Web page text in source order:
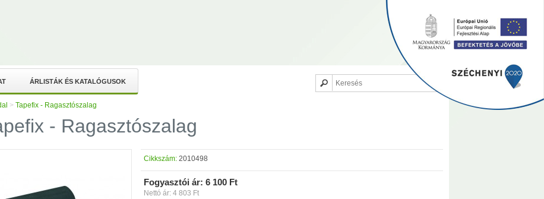
ÁRLISTÁK ÉS KATALÓGUSOK
> Tapefix - Ragasztószalag
- Ragasztószalag
Cikkszám: 2010498
Fogyasztói ár: 6 100 Ft
Nettó ár: 4 803 Ft